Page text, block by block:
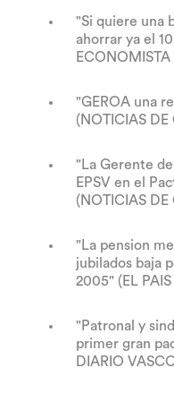
"Si quiere una
ahorrar ya el
ECONOMISTA
"GEROA una
(NOTICIAS DE
"La Gerente
EPSV en el
(NOTICIAS
"La pension
jubilados baja
2005" (EL
"Patronal y
primer gran
DIARIO